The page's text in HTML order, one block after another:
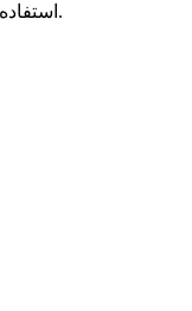
استفاده از مطالب سایت با ذکر منبع بلامانع میباشد.